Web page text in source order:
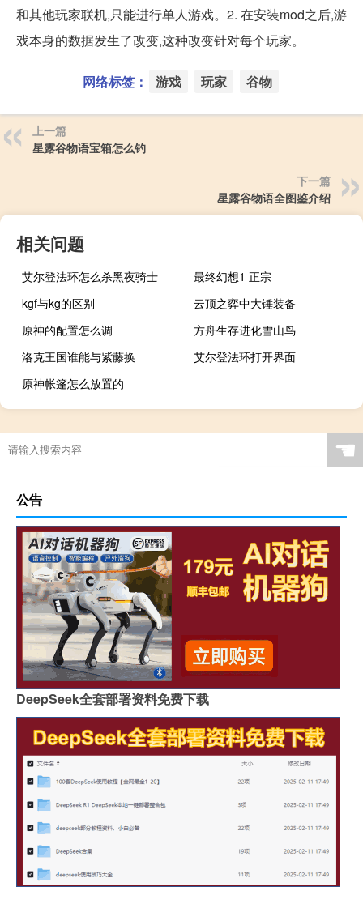
和其他玩家联机,只能进行单人游戏。2. 在安装mod之后,游
戏本身的数据发生了改变,这种改变针对每个玩家。
网络标签： 游戏 玩家 谷物
上一篇
星露谷物语宝箱怎么钓
下一篇
星露谷物语全图鉴介绍
相关问题
艾尔登法环怎么杀黑夜骑士
最终幻想1 正宗
kgf与kg的区别
云顶之弈中大锤装备
原神的配置怎么调
方舟生存进化雪山鸟
洛克王国谁能与紫藤换
艾尔登法环打开界面
原神帐篷怎么放置的
☚
公告
DeepSeek全套部署资料免费下载